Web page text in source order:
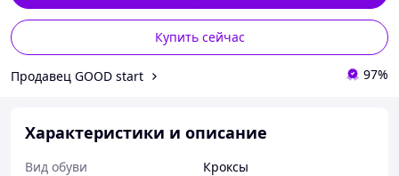
Купить сейчас
Продавец GOOD start 97%
Характеристики и описание
Вид обуви
Кроксы